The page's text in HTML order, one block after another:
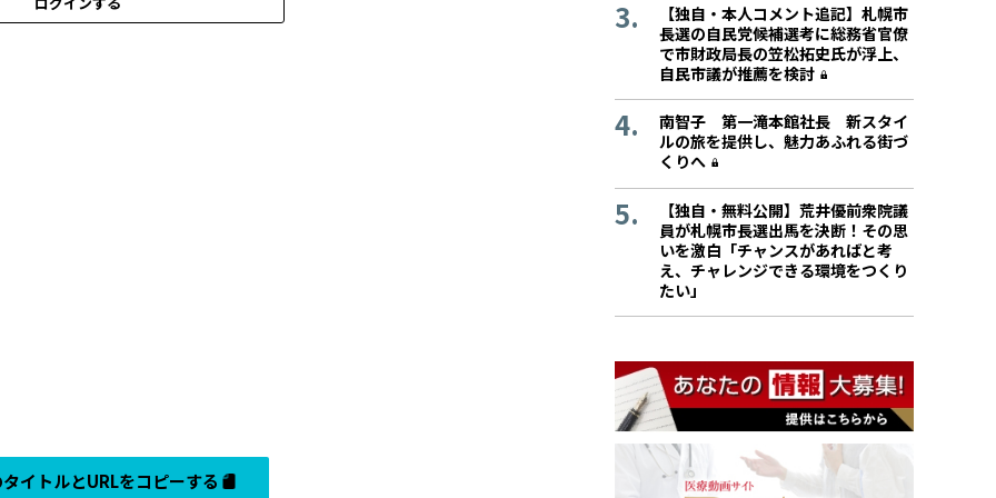
イトルとURLをコピーする
【独自・本人コメント追記】札幌市
長選の自民党候補選考に総務省官僚
で市財政局長の笠松拓史氏が浮上、
自民市議が推薦を検討
南智子 第一滝本館社長 新スタイ
ルの旅を提供し、魅力あふれる街づ
くりへ
【独自・無料公開】荒井優前衆院議
員が札幌市長選出馬を決断！その思
いを激白「チャンスがあればと考
え、チャレンジできる環境をつくり
たい」